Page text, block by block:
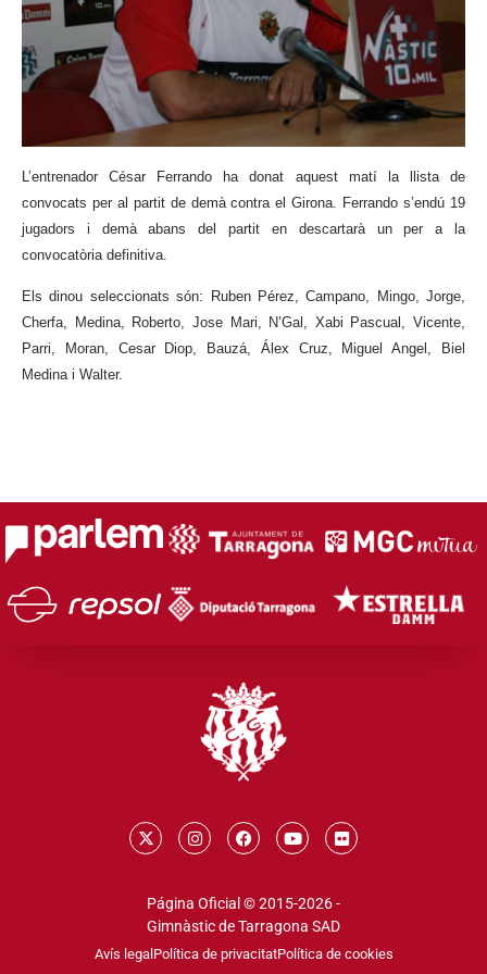
L’entrenador César Ferrando ha donat aquest matí la llista de
convocats per al partit de demà contra el Girona. Ferrando s’endú 19
jugadors i demà abans del partit en descartarà un per a la
convocatòria definitiva.
Els dinou seleccionats són: Ruben Pérez, Campano, Mingo, Jorge,
Cherfa, Medina, Roberto, Jose Mari, N’Gal, Xabi Pascual, Vicente,
Parri, Moran, Cesar Diop, Bauzá, Álex Cruz, Miguel Angel, Biel
Medina i Walter.
Página Oficial © 2015-2026 -
Gimnàstic de Tarragona SAD
Avís legal Política de privacitatPolítica de cookies